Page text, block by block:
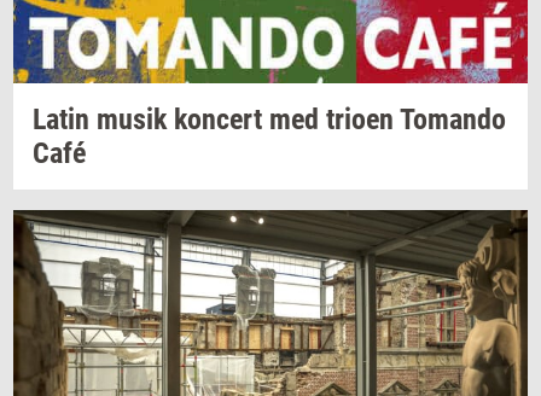
Latin musik kon­cert med trio­en To­man­do
Café